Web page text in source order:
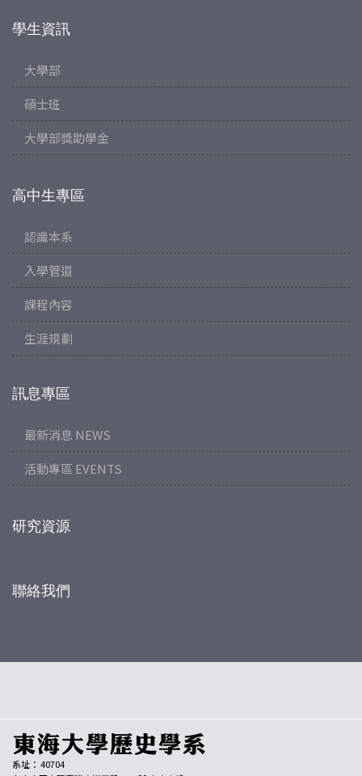
學生資訊
大學部
碩士班
大學部獎助學金
高中生專區
認識本系
入學管道
課程內容
生涯規劃
訊息專區
最新消息 NEWS
活動專區 EVENTS
研究資源
聯絡我們
系址： 40704